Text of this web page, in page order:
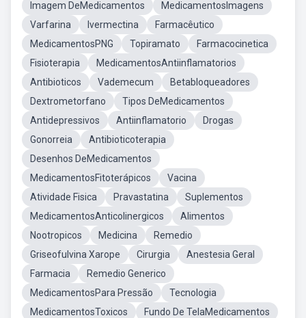
Imagem DeMedicamentos
MedicamentosImagens
Varfarina
Ivermectina
Farmacêutico
MedicamentosPNG
Topiramato
Farmacocinetica
Fisioterapia
MedicamentosAntiinflamatorios
Antibioticos
Vademecum
Betabloqueadores
Dextrometorfano
Tipos DeMedicamentos
Antidepressivos
Antiinflamatorio
Drogas
Gonorreia
Antibioticoterapia
Desenhos DeMedicamentos
MedicamentosFitoterápicos
Vacina
Atividade Fisica
Pravastatina
Suplementos
MedicamentosAnticolinergicos
Alimentos
Nootropicos
Medicina
Remedio
Griseofulvina Xarope
Cirurgia
Anestesia Geral
Farmacia
Remedio Generico
MedicamentosPara Pressão
Tecnologia
MedicamentosToxicos
Fundo De TelaMedicamentos